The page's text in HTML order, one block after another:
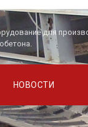
для
НОВОСТИ